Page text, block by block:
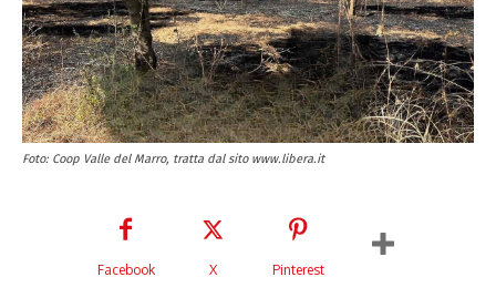
Foto: Coop Valle del Marro, tratta dal sito www.libera.it
Facebook X Pinterest